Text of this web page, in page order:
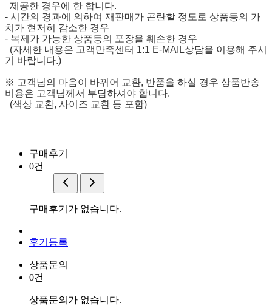
제공한 경우에 한 합니다.
- 시간의 경과에 의하여 재판매가 곤란할 정도로 상품등의 가
치가 현저히 감소한 경우
- 복제가 가능한 상품등의 포장을 훼손한 경우
(자세한 내용은 고객만족센터 1:1 E-MAIL상담을 이용해 주시
기 바랍니다.)
※ 고객님의 마음이 바뀌어 교환, 반품을 하실 경우 상품반송
비용은 고객님께서 부담하셔야 합니다.
(색상 교환, 사이즈 교환 등 포함)
구매후기
0건
구매후기가 없습니다.
후기등록
상품문의
0건
상품문의가 없습니다.